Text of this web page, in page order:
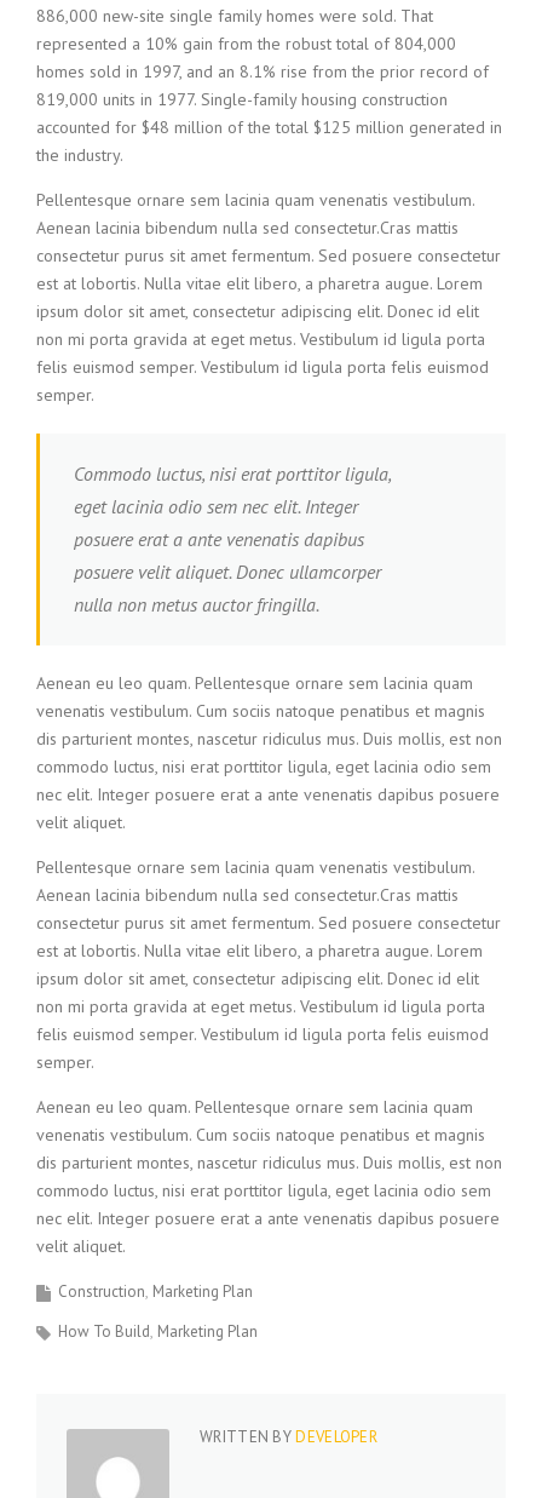
886,000 new-site single family homes were sold. That
represented a 10% gain from the robust total of 804,000
homes sold in 1997, and an 8.1% rise from the prior record of
819,000 units in 1977. Single-family housing construction
accounted for $48 million of the total $125 million generated in
the industry.
Pellentesque ornare sem lacinia quam venenatis vestibulum.
Aenean lacinia bibendum nulla sed consectetur.Cras mattis
consectetur purus sit amet fermentum. Sed posuere consectetur
est at lobortis. Nulla vitae elit libero, a pharetra augue. Lorem
ipsum dolor sit amet, consectetur adipiscing elit. Donec id elit
non mi porta gravida at eget metus. Vestibulum id ligula porta
felis euismod semper. Vestibulum id ligula porta felis euismod
semper.
Commodo luctus, nisi erat porttitor ligula,
eget lacinia odio sem nec elit. Integer
posuere erat a ante venenatis dapibus
posuere velit aliquet. Donec ullamcorper
nulla non metus auctor fringilla.
Aenean eu leo quam. Pellentesque ornare sem lacinia quam
venenatis vestibulum. Cum sociis natoque penatibus et magnis
dis parturient montes, nascetur ridiculus mus. Duis mollis, est non
commodo luctus, nisi erat porttitor ligula, eget lacinia odio sem
nec elit. Integer posuere erat a ante venenatis dapibus posuere
velit aliquet.
Pellentesque ornare sem lacinia quam venenatis vestibulum.
Aenean lacinia bibendum nulla sed consectetur.Cras mattis
consectetur purus sit amet fermentum. Sed posuere consectetur
est at lobortis. Nulla vitae elit libero, a pharetra augue. Lorem
ipsum dolor sit amet, consectetur adipiscing elit. Donec id elit
non mi porta gravida at eget metus. Vestibulum id ligula porta
felis euismod semper. Vestibulum id ligula porta felis euismod
semper.
Aenean eu leo quam. Pellentesque ornare sem lacinia quam
venenatis vestibulum. Cum sociis natoque penatibus et magnis
dis parturient montes, nascetur ridiculus mus. Duis mollis, est non
commodo luctus, nisi erat porttitor ligula, eget lacinia odio sem
nec elit. Integer posuere erat a ante venenatis dapibus posuere
velit aliquet.
Construction Marketing Plan
How To Build Marketing Plan
WRITTEN BYDEVELOPER